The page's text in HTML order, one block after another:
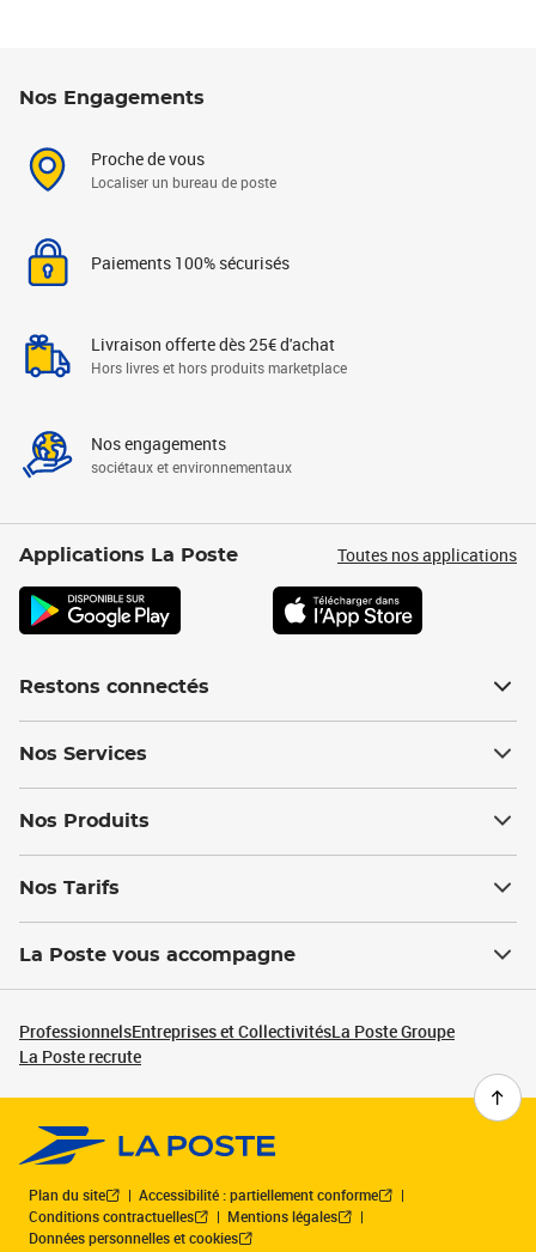
Nos Engagements
Proche de vous
Localiser un bureau de poste
Paiements 100% sécurisés
Livraison offerte dès 25€ d'achat
Hors livres et hors produits marketplace
Nos engagements
sociétaux et environnementaux
Applications La Poste Toutes nos applications
Restons connectés
Nos Services
Nos Produits
Nos Tarifs
La Poste vous accompagne
ProfessionnelsEntreprises et CollectivitésLa Poste Groupe
La Poste recrute
Plan du site
Accessibilité : partiellement conforme
Conditions contractuelles
Mentions légales
Données personnelles et cookies